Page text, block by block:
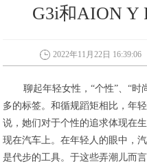
G3i和AION Y
2022年11月22日 16:39:06
聊起年轻女性，“个性”、“时
多的标签。和循规蹈矩相比，年
说，她们对于个性的追求体现在
现在汽车上。在年轻人的眼中，
是代步的工具。于这些弄潮儿而